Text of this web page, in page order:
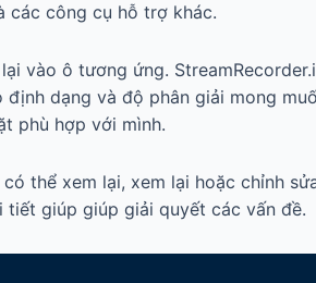
các công cụ hỗ trợ khác.
vào ô tương ứng.
dạng và độ phân giải mong
phù hợp với mình.
thể xem lại, xem lại hoặc chỉnh
tiết giúp giúp giải quyết các vấn đề.